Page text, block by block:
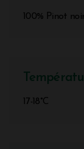
100% Pinot noir
17-18°C